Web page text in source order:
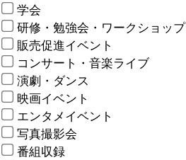
学会
研修・勉強会・ワークショップ
販売促進イベント
コンサート・音楽ライブ
演劇・ダンス
映画イベント
エンタメイベント
写真撮影会
番組収録